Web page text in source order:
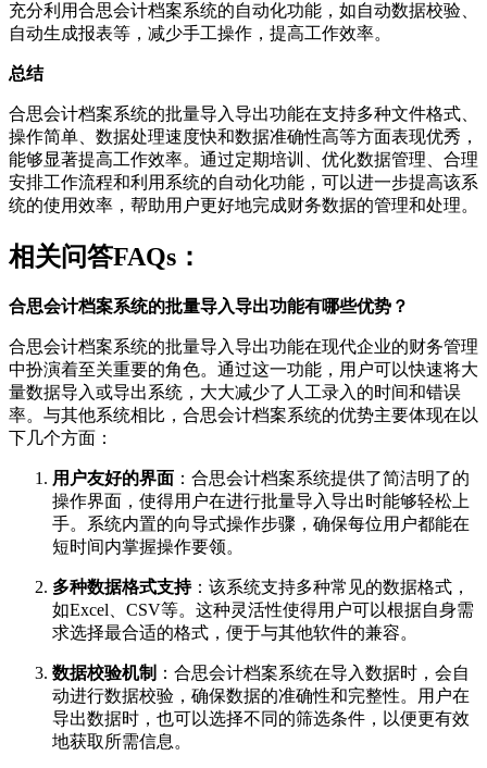
充分利用合思会计档案系统的自动化功能，如自动数据校验、
自动生成报表等，减少手工操作，提高工作效率。
总结
合思会计档案系统的批量导入导出功能在支持多种文件格式、
操作简单、数据处理速度快和数据准确性高等方面表现优秀，
能够显著提高工作效率。通过定期培训、优化数据管理、合理
安排工作流程和利用系统的自动化功能，可以进一步提高该系
统的使用效率，帮助用户更好地完成财务数据的管理和处理。
相关问答FAQs：
合思会计档案系统的批量导入导出功能有哪些优势？
合思会计档案系统的批量导入导出功能在现代企业的财务管理
中扮演着至关重要的角色。通过这一功能，用户可以快速将大
量数据导入或导出系统，大大减少了人工录入的时间和错误
率。与其他系统相比，合思会计档案系统的优势主要体现在以
下几个方面：
用户友好的界面 ：合思会计档案系统提供了简洁明了的
操作界面，使得用户在进行批量导入导出时能够轻松上
手。系统内置的向导式操作步骤，确保每位用户都能在
短时间内掌握操作要领。
多种数据格式支持：该系统支持多种常见的数据格式，
如Excel、CSV等。这种灵活性使得用户可以根据自身需
求选择最合适的格式，便于与其他软件的兼容。
数据校验机制 ：合思会计档案系统在导入数据时，会自
动进行数据校验，确保数据的准确性和完整性。用户在
导出数据时，也可以选择不同的筛选条件，以便更有效
地获取所需信息。